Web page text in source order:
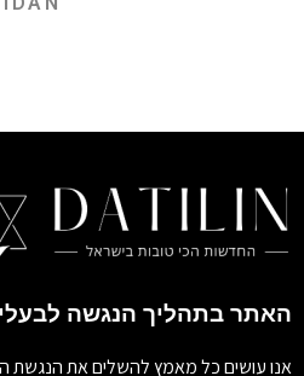
האתר בתהליך הנגשה לבעלי
אנו עושים כל מאמץ להשלים את הנגשת